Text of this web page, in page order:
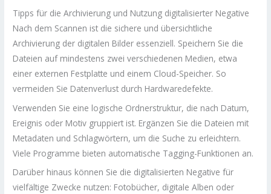
Tipps für die Archivierung und Nutzung digitalisierter Negative
Nach dem Scannen ist die sichere und übersichtliche
Archivierung der digitalen Bilder essenziell. Speichern Sie die
Dateien auf mindestens zwei verschiedenen Medien, etwa
einer externen Festplatte und einem Cloud-Speicher. So
vermeiden Sie Datenverlust durch Hardwaredefekte.
Verwenden Sie eine logische Ordnerstruktur, die nach Datum,
Ereignis oder Motiv gruppiert ist. Ergänzen Sie die Dateien mit
Metadaten und Schlagwörtern, um die Suche zu erleichtern.
Viele Programme bieten automatische Tagging-Funktionen an.
Darüber hinaus können Sie die digitalisierten Negative für
vielfältige Zwecke nutzen: Fotobücher, digitale Alben oder